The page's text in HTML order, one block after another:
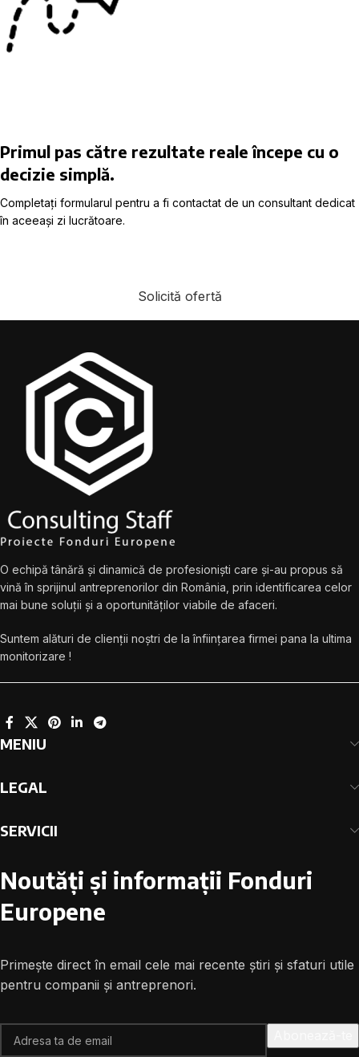
Primul pas către rezultate reale începe cu o
decizie simplă.
Completați formularul pentru a fi contactat de un consultant dedicat
în aceeași zi lucrătoare.
Solicită ofertă
O echipă tânără și dinamică de profesioniști care și-au propus să
vină în sprijinul antreprenorilor din România, prin identificarea celor
mai bune soluții și a oportunităților viabile de afaceri.
Suntem alături de clienții noștri de la înființarea firmei pana la ultima
monitorizare !
MENIU
LEGAL
SERVICII
Noutăți și informații Fonduri
Europene
Primește direct în email cele mai recente știri și sfaturi utile
pentru companii și antreprenori.